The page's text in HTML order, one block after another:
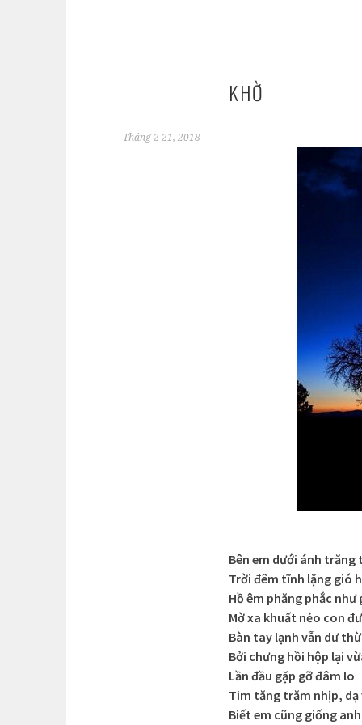
KHỜ
Tháng 2 21, 2018
Bên em dưới ánh trăng
Trời đêm tĩnh lặng gió
Hồ êm phăng phắc như
Mờ xa khuất nẻo con
Bàn tay lạnh vẫn dư
Bởi chưng hồi hộp lại
Lần đầu gặp gỡ đâm lo
Tim tăng trăm nhịp,
Biết em cũng giống